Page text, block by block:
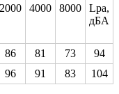
2000 4000 8000
Lpa,
дБА
86 81 73
94
96 91 83 104